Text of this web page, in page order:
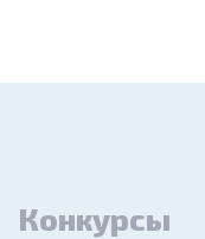
Конкурсы